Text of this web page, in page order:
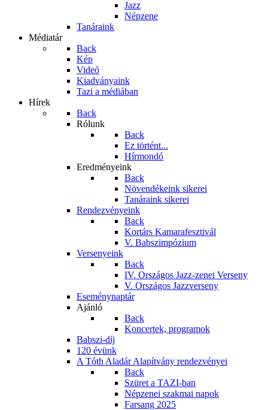
Jazz
Népzene
Tanáraink
Médiatár
Back
Kép
Videó
Kiadványaink
Tazi a médiában
Hírek
Back
Rólunk
Back
Ez történt...
Hírmondó
Eredményeink
Back
Növendékeink sikerei
Tanáraink sikerei
Rendezvényeink
Back
Kortárs Kamarafesztivál
V. Babszimpózium
Versenyeink
Back
IV. Országos Jazz-zenei Verseny
V. Országos Jazzverseny
Eseménynaptár
Ajánló
Back
Koncertek, programok
Babszi-díj
120 évünk
A Tóth Aladár Alapítvány rendezvényei
Back
Szüret a TAZI-ban
Népzenei szakmai napok
Farsang 2025